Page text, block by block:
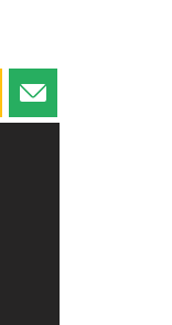
sur Xpage sur
cette page sur
Partager cette